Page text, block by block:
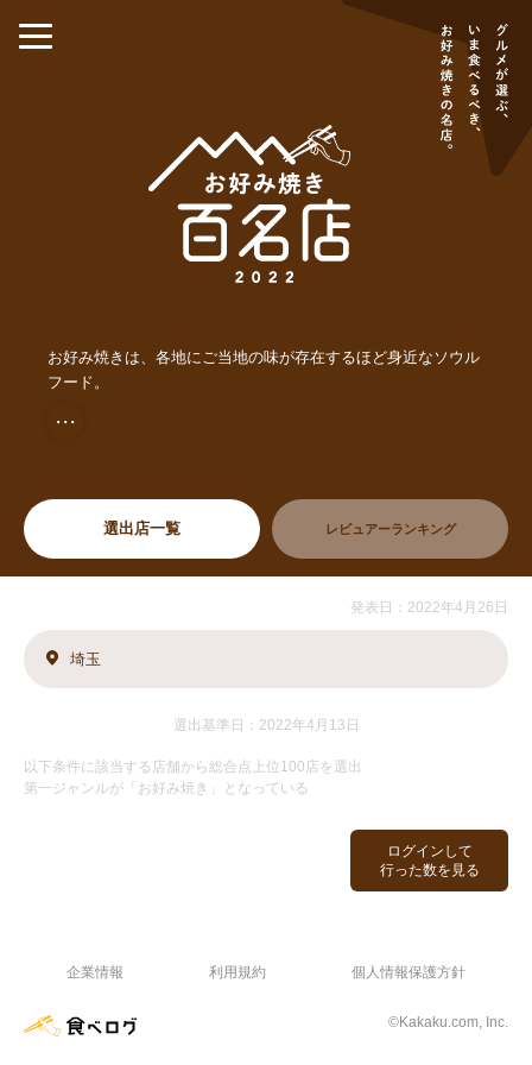
お好み焼きは、各地にご当地の味が存在するほど身近なソウル
フード。
・・・
選出店一覧 レビュアーランキング
ログインして
行った数を見る
発表日：2022年4月26日
埼玉
選出基準日：2022年4月13日
以下条件に該当する店舗から総合点上位100店を選出
第一ジャンルが「お好み焼き」となっている
企業情報 利用規約 個人情報保護方針
©Kakaku.com, Inc.